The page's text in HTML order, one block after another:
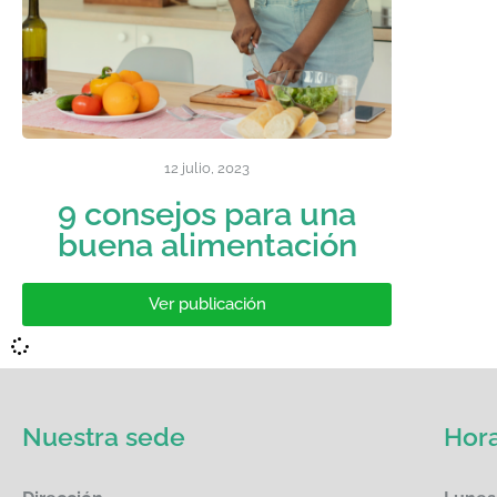
12 julio, 2023
9 consejos para una
buena alimentación
Ver publicación
Nuestra sede